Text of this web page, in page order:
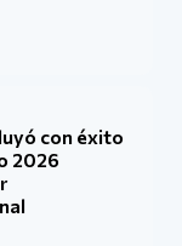
con éxito
2026